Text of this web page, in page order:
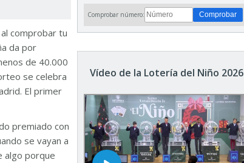
comprobar tu
da por
de 40.000
se celebra
El primer
premiado con
se vayan a
algo porque
Comprobar número:
Vídeo de la Lotería del Niño 2026